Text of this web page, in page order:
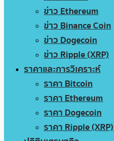
ข่าว Ethereum
ข่าว Binance Coin
ข่าว Dogecoin
ข่าว Ripple (XRP)
ราคาและการวิเคราะห์
ราคา Bitcoin
ราคา Ethereum
ราคา Dogecoin
ราคา Ripple (XRP)